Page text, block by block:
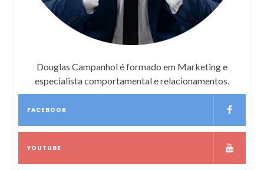
Douglas Campanhol é formado em Marketing e
especialista comportamental e relacionamentos.
FACEBOOK
YOUTUBE